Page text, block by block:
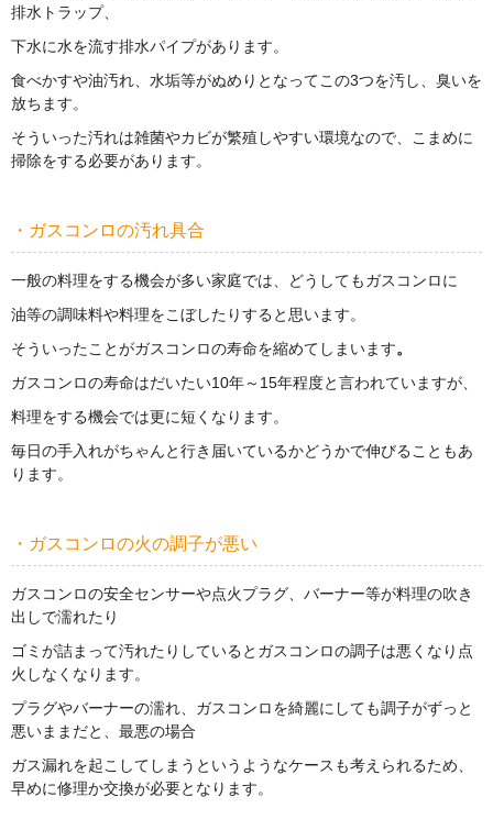
排水トラップ、
下水に水を流す排水パイプがあります。
食べかすや油汚れ、水垢等がぬめりとなってこの3つを汚し、臭いを
放ちます。
そういった汚れは雑菌やカビが繁殖しやすい環境なので、こまめに
掃除をする必要があります。
・ガスコンロの汚れ具合
一般の料理をする機会が多い家庭では、どうしてもガスコンロに
油等の調味料や料理をこぼしたりすると思います。
そういったことがガスコンロの寿命を縮めてしまいます。
ガスコンロの寿命はだいたい10年～15年程度と言われていますが、
料理をする機会では更に短くなります。
毎日の手入れがちゃんと行き届いているかどうかで伸びることもあ
ります。
・ガスコンロの火の調子が悪い
ガスコンロの安全センサーや点火プラグ、バーナー等が料理の吹き
出しで濡れたり
ゴミが詰まって汚れたりしているとガスコンロの調子は悪くなり点
火しなくなります。
プラグやバーナーの濡れ、ガスコンロを綺麗にしても調子がずっと
悪いままだと、最悪の場合
ガス漏れを起こしてしまうというようなケースも考えられるため、
早めに修理か交換が必要となります。